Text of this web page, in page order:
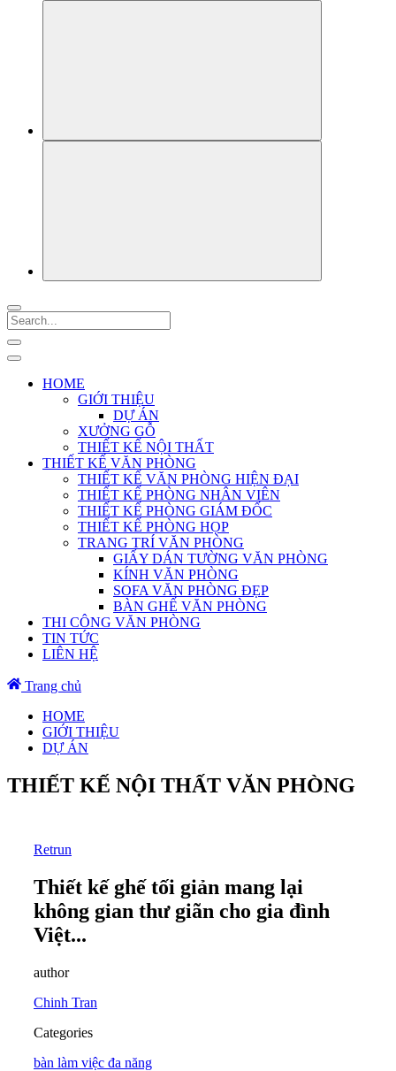
HOME
GIỚI THIỆU
DỰ ÁN
XƯỞNG GỖ
THIẾT KẾ NỘI THẤT
THIẾT KẾ VĂN PHÒNG
THIẾT KẾ VĂN PHÒNG HIỆN ĐẠI
THIẾT KẾ PHÒNG NHÂN VIÊN
THIẾT KẾ PHÒNG GIÁM ĐỐC
THIẾT KẾ PHÒNG HỌP
TRANG TRÍ VĂN PHÒNG
GIẤY DÁN TƯỜNG VĂN PHÒNG
KÍNH VĂN PHÒNG
SOFA VĂN PHÒNG ĐẸP
BÀN GHẾ VĂN PHÒNG
THI CÔNG VĂN PHÒNG
TIN TỨC
LIÊN HỆ
Trang chủ
HOME
GIỚI THIỆU
DỰ ÁN
THIẾT KẾ NỘI THẤT VĂN PHÒNG
Retrun
Thiết kế ghế tối giản mang lại
không gian thư giãn cho gia đình
Việt...
author
Chinh Tran
Categories
bàn làm việc đa năng